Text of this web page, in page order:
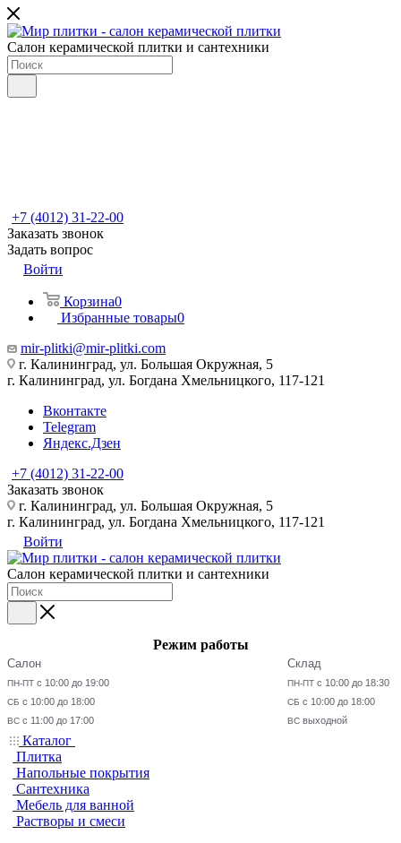
Салон керамической плитки и сантехники
+7 (4012) 31-22-00
Заказать звонок
Задать вопрос
Войти
Корзина0
Избранные товары0
mir-plitki@mir-plitki.com
г. Калининград, ул. Большая Окружная, 5
г. Калининград, ул. Богдана Хмельницкого, 117-121
Вконтакте
Telegram
Яндекс.Дзен
+7 (4012) 31-22-00
Заказать звонок
г. Калининград, ул. Большая Окружная, 5
г. Калининград, ул. Богдана Хмельницкого, 117-121
Войти
Салон керамической плитки и сантехники
Режим работы
Салон
ПН-ПТ с 10:00 до 19:00
СБ с 10:00 до 18:00
ВС с 11:00 до 17:00
Склад
ПН-ПТ с 10:00 до 18:30
СБ с 10:00 до 18:00
ВС выходной
Каталог
Плитка
Напольные покрытия
Сантехника
Мебель для ванной
Растворы и смеси